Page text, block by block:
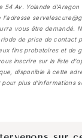
54 Av. Yolande
vous être demandé.
de prise de contact
fins probatoires et de
inscrire sur la liste
disponible à cette
plus d’informations